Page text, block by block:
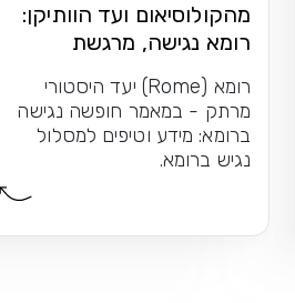
מהקולוסיאום ועד הוותיקן:
רומא נגישה, מרגשת
ומתאימה לכל אחד
רומא (Rome) יעד היסטורי
מרתק - במאמר חופשה נגישה
ברומא: מידע וטיפים למסלול
נגיש ברומא.